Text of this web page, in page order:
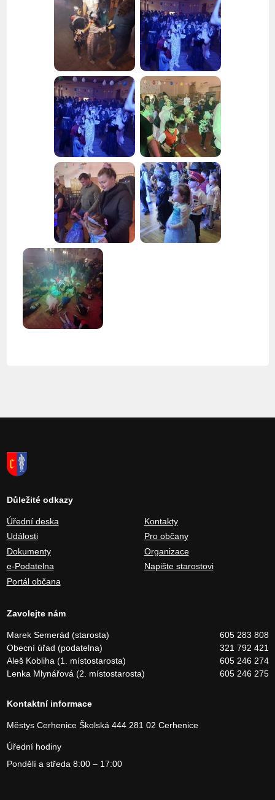
Důležité odkazy
Úřední deska
Události
Dokumenty
e-Podatelna
Portál občana
Kontakty
Pro občany
Organizace
Napište starostovi
Zavolejte nám
Marek Semerád (starosta)
605 283 808
Obecní úřad (podatelna)
321 792 421
Aleš Kobliha (1. místostarosta)
605 246 274
Lenka Mlynářová (2. místostarosta)
605 246 275
Kontaktní informace
Městys CerheniceŠkolská 444281 02 Cerhenice
Úřední hodiny
Pondělí a středa 8:00 – 17:00